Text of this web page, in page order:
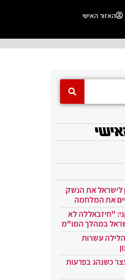
האזור האישי
לישראל את הנשק
את המלחמה
"חיזבאללה לא
במהלך המו"מ
עשרות
בן 15 נעצר כשנהג בפרעות